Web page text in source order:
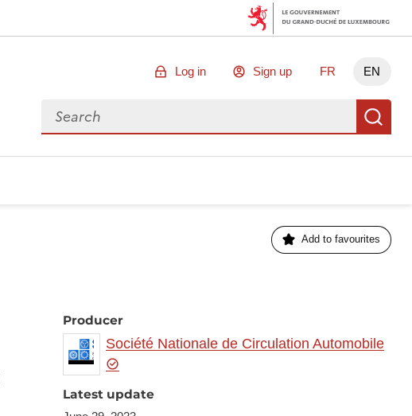
Log in Sign up FR EN
Search for data
Add to favourites
Producer
Société Nationale de Circulation Automobile
Latest update